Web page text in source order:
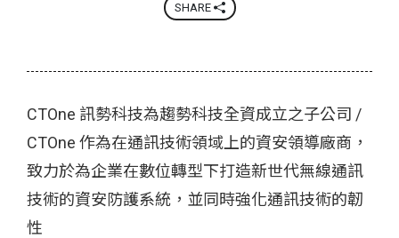
SHARE
CTOne 訊勢科技為趨勢科技全資成立之子公司 /
CTOne 作為在通訊技術領域上的資安領導廠商，
致力於為企業在數位轉型下打造新世代無線通訊
技術的資安防護系統，並同時強化通訊技術的韌
性